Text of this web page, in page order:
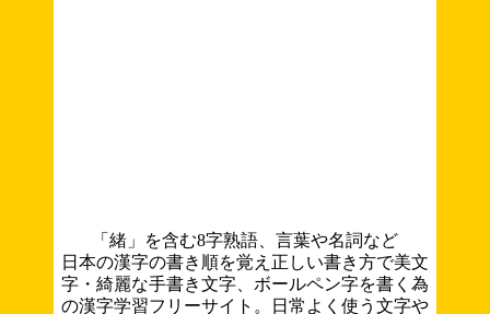
「緒」を含む8字熟語、言葉や名詞など
日本の漢字の書き順を覚え正しい書き方で美文
字・綺麗な手書き文字、ボールペン字を書く為
の漢字学習フリーサイト。日常よく使う文字や